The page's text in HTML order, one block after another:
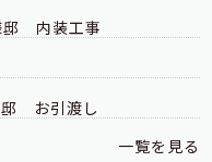
内装工事
お引渡し
一覧を見る